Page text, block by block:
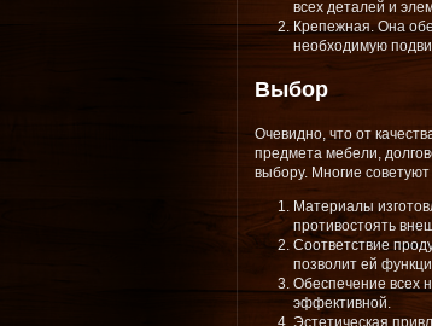
всех деталей и
Крепежная. Она
необходимую
Выбор
Очевидно, что от
предмета мебели,
выбору. Многие
Материалы
противостоять
Соответствие
позволит ей
Обеспечение всех
эффективной.
Эстетическая